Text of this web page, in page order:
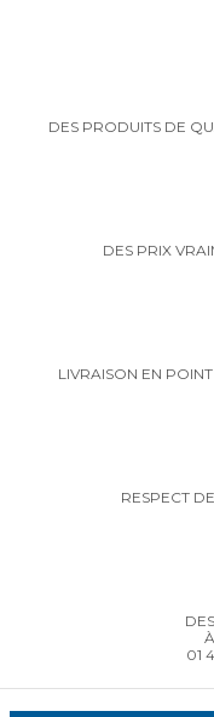
DES PRODUITS DE
DES PRIX
LIVRAISON EN
RESPECT
01